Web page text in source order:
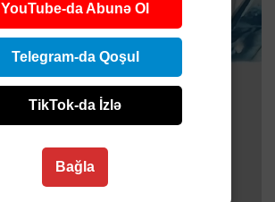
YouTube-da Abunə Ol
Telegram-da Qoşul
TikTok-da İzlə
Bağla